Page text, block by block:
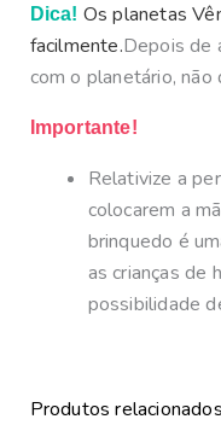
Dica! Os planetas
facilmente.Depois de
com o planetário,
Importante!
Relativize a
colocarem a
brinquedo é
as crianças de
possibilidade
Produtos relacionados